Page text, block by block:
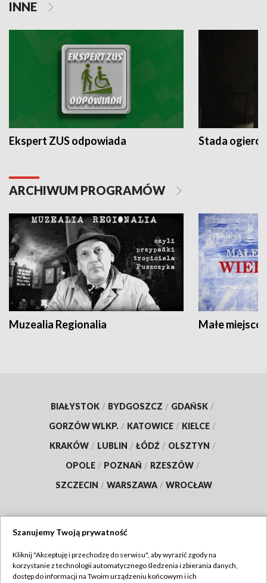
INNE
Ekspert ZUS odpowiada Stada
ARCHIWUM PROGRAMÓW
Muzealia Regionalia Małe
BIAŁYSTOK / BYDGOSZCZ / GDAŃSK /
GORZÓW WLKP. / KATOWICE / KIELCE /
KRAKÓW / LUBLIN / ŁÓDŹ / OLSZTYN /
OPOLE / POZNAŃ / RZESZÓW /
SZCZECIN / WARSZAWA / WROCŁAW
TVP
Szanujemy Twoją prywatność
Kliknij "Akceptuję i przechodzę do serwisu", aby wyrazić zgody na
korzystanie z technologii automatycznego śledzenia i zbierania danych,
dostęp do informacji na Twoim urządzeniu końcowym i ich